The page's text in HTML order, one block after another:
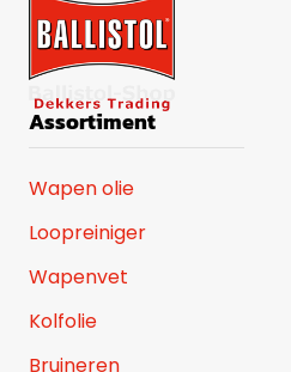
Assortiment
Wapen olie
Loopreiniger
Wapenvet
Kolfolie
Bruineren